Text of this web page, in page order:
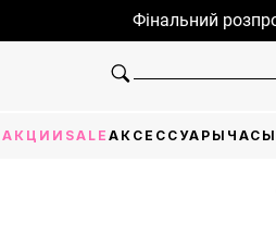
Фінальний розпродаж
АКЦИИ SALE АКСЕССУАРЫ ЧАСЫ